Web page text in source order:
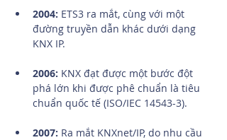
2004: ETS3 ra mắt, cùng với một
đường truyền dẫn khác dưới dạng
KNX IP.
2006: KNX đạt được một bước đột
phá lớn khi được phê chuẩn là tiêu
chuẩn quốc tế (ISO/IEC 14543-3).
2007: Ra mắt KNXnet/IP, do nhu cầu